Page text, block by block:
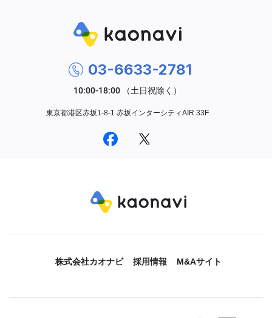
03-6633-2781
東京都港区赤坂1-8-1 赤坂インターシティAIR 33F
株式会社カオナビ 採用情報 M&Aサイト